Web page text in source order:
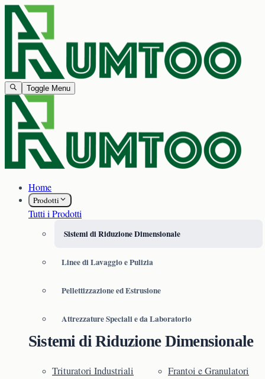
Toggle Menu
Home
Prodotti
Tutti i Prodotti
Sistemi di Riduzione Dimensionale
Linee di Lavaggio e Pulizia
Pellettizzazione ed Estrusione
Attrezzature Speciali e da Laboratorio
Sistemi di Riduzione Dimensionale
Trituratori Industriali Frantoi e Granulatori